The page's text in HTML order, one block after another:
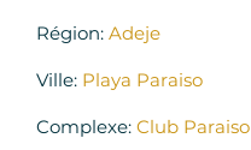
Région: Adeje
Ville: Playa Paraiso
Complexe: Club Paraiso